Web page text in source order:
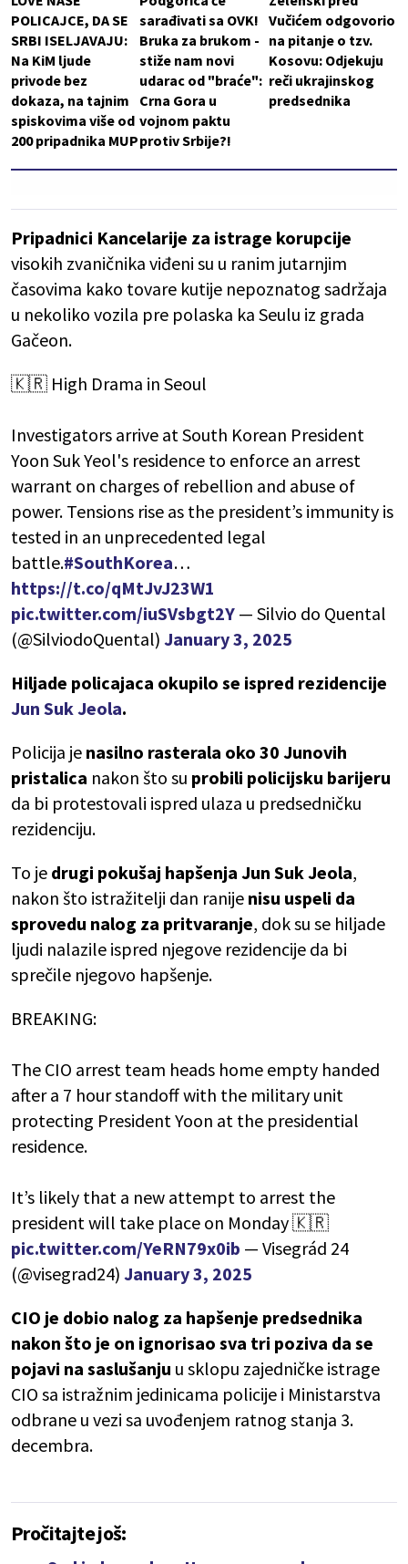
POLICAJCE, DA SE
SRBI ISELJAVAJU:
Na KiM ljude
privode bez
dokaza, na tajnim
spiskovima više od
200 pripadnika MUP
sarađivati sa OVK!
Bruka za brukom -
stiže nam novi
udarac od "braće":
Crna Gora u
vojnom paktu
protiv Srbije?!
Vučićem odgovorio
na pitanje o tzv.
Kosovu: Odjekuju
reči ukrajinskog
predsednika
Pripadnici Kancelarije za istrage korupcije
visokih zvaničnika viđeni su u ranim jutarnjim
časovima kako tovare kutije nepoznatog sadržaja
u nekoliko vozila pre polaska ka Seulu iz grada
Gačeon.
🇰🇷 High Drama in Seoul
Investigators arrive at South Korean President
Yoon Suk Yeol's residence to enforce an arrest
warrant on charges of rebellion and abuse of
power. Tensions rise as the president’s immunity is
tested in an unprecedented legal
battle.#SouthKorea…
https://t.co/qMtJvJ23W1
pic.twitter.com/iuSVsbgt2Y — Silvio do Quental
(@SilviodoQuental) January 3, 2025
Hiljade policajaca okupilo se ispred rezidencije
Jun Suk Jeola.
Policija je nasilno rasterala oko 30 Junovih
pristalica nakon što su probili policijsku barijeru
da bi protestovali ispred ulaza u predsedničku
rezidenciju.
To je drugi pokušaj hapšenja Jun Suk Jeola,
nakon što istražitelji dan ranije nisu uspeli da
sprovedu nalog za pritvaranje, dok su se hiljade
ljudi nalazile ispred njegove rezidencije da bi
sprečile njegovo hapšenje.
BREAKING:
The CIO arrest team heads home empty handed
after a 7 hour standoff with the military unit
protecting President Yoon at the presidential
residence.
It’s likely that a new attempt to arrest the
president will take place on Monday 🇰🇷
pic.twitter.com/YeRN79x0ib — Visegrád 24
(@visegrad24) January 3, 2025
CIO je dobio nalog za hapšenje predsednika
nakon što je on ignorisao sva tri poziva da se
pojavi na saslušanju u sklopu zajedničke istrage
CIO sa istražnim jedinicama policije i Ministarstva
odbrane u vezi sa uvođenjem ratnog stanja 3.
decembra.
Pročitajte još: